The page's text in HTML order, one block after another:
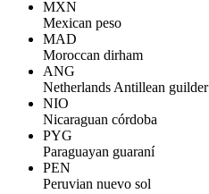
MXN
Mexican peso
MAD
Moroccan dirham
ANG
Netherlands Antillean guilder
NIO
Nicaraguan córdoba
PYG
Paraguayan guaraní
PEN
Peruvian nuevo sol